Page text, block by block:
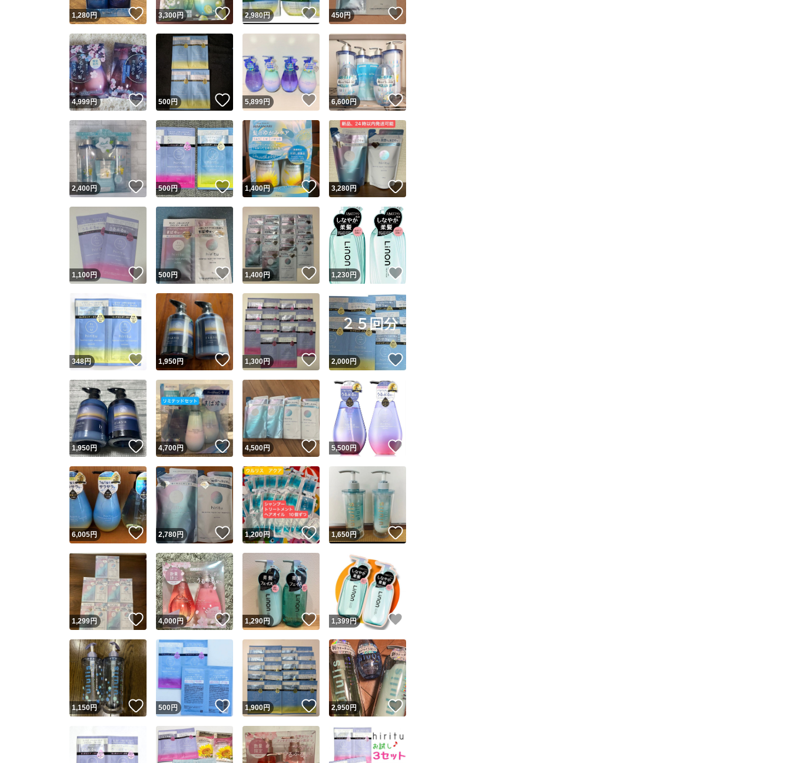
他フリマ実績◯+ このユーザーは他フリマサービスでの取引実績があります
スピード&安心発送
※このバッジは実績に基づく表示であり、発送を保証しているものではありません
スピード＆安心発送
このユーザーは高頻度で24時間以内＆設定した発送日数内に発送してい
ます
スピード発送 このユーザーは高頻度で24時間以内に発送しています
安心発送 このユーザーは設定した発送日数内に発送しています
出品ページへ
キャンセル
1,280円 いいね！
3,300円 いいね！
2,980円 いいね！
450円
4,999円 いいね！
500円 いいね！
5,899円 いいね！
6,600円 いいね！
2,400円 いいね！
500円 いいね！
1,400円 いいね！
3,280円
1,100円 いいね！
500円 いいね！
1,400円 いいね！
1,230円
348円 いいね！
1,950円 いいね！
1,300円 いいね！
2,000円
1,950円 いいね！
4,700円 いいね！
4,500円 いいね！
5,500円
6,005円 いいね！
2,780円 いいね！
1,200円 いいね！
1,650円 いいね！
1,299円 いいね！
4,000円 いいね！
1,290円 いいね！
1,399円
1,150円 いいね！
500円 いいね！
1,900円 いいね！
2,950円 いいね！